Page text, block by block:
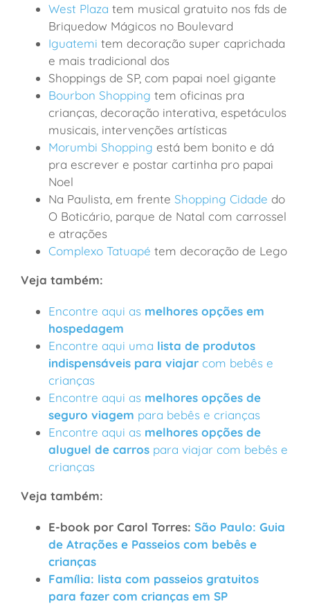
West Plaza tem musical gratuito nos fds de
Briquedow Mágicos no Boulevard
Iguatemi tem decoração super caprichada
e mais tradicional dos
Shoppings de SP, com papai noel gigante
Bourbon Shopping tem oficinas pra
crianças, decoração interativa, espetáculos
musicais, intervenções artísticas
Morumbi Shopping está bem bonito e dá
pra escrever e postar cartinha pro papai
Noel
Na Paulista, em frente Shopping Cidade do
O Boticário, parque de Natal com carrossel
e atrações
Complexo Tatuapé tem decoração de Lego
Veja também:
Encontre aqui asmelhores opções em
hospedagem
Encontre aqui uma lista de produtos
indispensáveis para viajarcom bebês e
crianças
Encontre aqui as melhores opções de
seguro viagem para bebês e crianças
Encontre aqui as melhores opções de
aluguel de carros para viajar com bebês e
crianças
Veja também:
E-book por Carol Torres: São Paulo: Guia
de Atrações e Passeios com bebês e
crianças
Família: lista com passeios gratuitos
para fazer com crianças em SP